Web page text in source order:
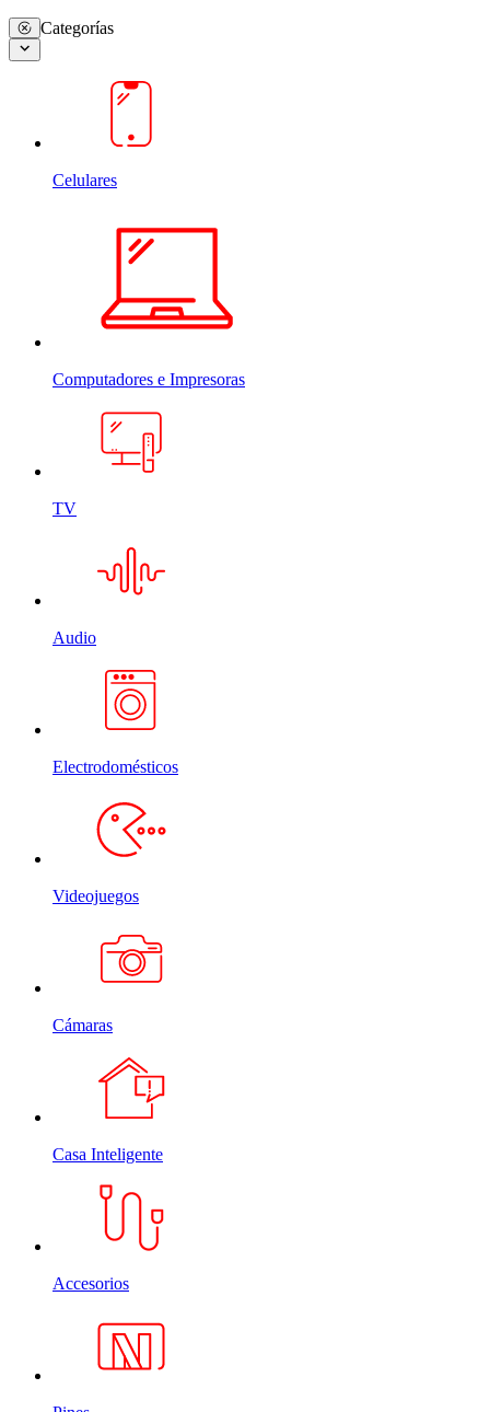
Categorías
Celulares
Computadores e Impresoras
TV
Audio
Electrodomésticos
Videojuegos
Cámaras
Casa Inteligente
Accesorios